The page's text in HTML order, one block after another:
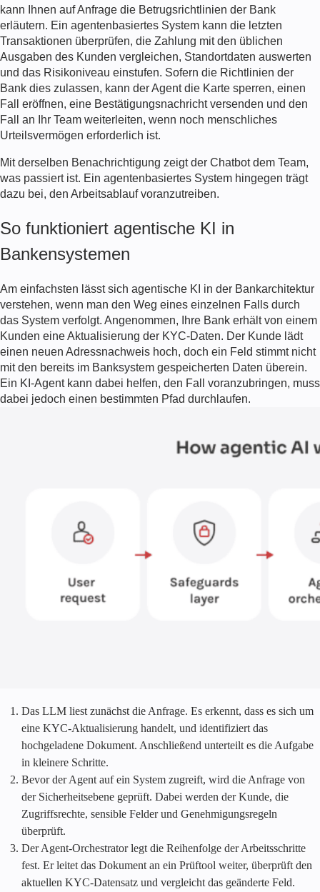
kann Ihnen auf Anfrage die Betrugsrichtlinien der Bank
erläutern. Ein agentenbasiertes System kann die letzten
Transaktionen überprüfen, die Zahlung mit den üblichen
Ausgaben des Kunden vergleichen, Standortdaten auswerten
und das Risikoniveau einstufen. Sofern die Richtlinien der
Bank dies zulassen, kann der Agent die Karte sperren, einen
Fall eröffnen, eine Bestätigungsnachricht versenden und den
Fall an Ihr Team weiterleiten, wenn noch menschliches
Urteilsvermögen erforderlich ist.
Mit derselben Benachrichtigung zeigt der Chatbot dem Team,
was passiert ist. Ein agentenbasiertes System hingegen trägt
dazu bei, den Arbeitsablauf voranzutreiben.
So funktioniert agentische KI in
Bankensystemen
Am einfachsten lässt sich agentische KI in der Bankarchitektur
verstehen, wenn man den Weg eines einzelnen Falls durch
das System verfolgt. Angenommen, Ihre Bank erhält von einem
Kunden eine Aktualisierung der KYC-Daten. Der Kunde lädt
einen neuen Adressnachweis hoch, doch ein Feld stimmt nicht
mit den bereits im Banksystem gespeicherten Daten überein.
Ein KI-Agent kann dabei helfen, den Fall voranzubringen, muss
dabei jedoch einen bestimmten Pfad durchlaufen.
Das LLM liest zunächst die Anfrage. Es erkennt, dass es sich um
eine KYC-Aktualisierung handelt, und identifiziert das
hochgeladene Dokument. Anschließend unterteilt es die Aufgabe
in kleinere Schritte.
Bevor der Agent auf ein System zugreift, wird die Anfrage von
der Sicherheitsebene geprüft. Dabei werden der Kunde, die
Zugriffsrechte, sensible Felder und Genehmigungsregeln
überprüft.
Der Agent-Orchestrator legt die Reihenfolge der Arbeitsschritte
fest. Er leitet das Dokument an ein Prüftool weiter, überprüft den
aktuellen KYC-Datensatz und vergleicht das geänderte Feld.